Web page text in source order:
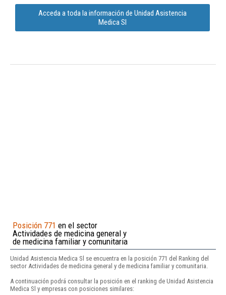
Acceda a toda la información de Unidad Asistencia
Medica Sl
Posición 771 en el sector
Actividades de medicina general y
de medicina familiar y comunitaria
Unidad Asistencia Medica Sl se encuentra en la posición 771 del Ranking del
sector Actividades de medicina general y de medicina familiar y comunitaria.
A continuación podrá consultar la posición en el ranking de Unidad Asistencia
Medica Sl y empresas con posiciones similares: